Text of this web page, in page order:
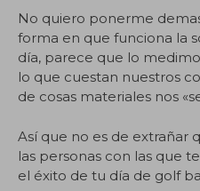
No quiero ponerme
forma en que funciona la
día, parece que lo
lo que cuestan nuestros
de cosas materiales nos
Así que no es de extrañar
las personas con las que
el éxito de tu día de golf